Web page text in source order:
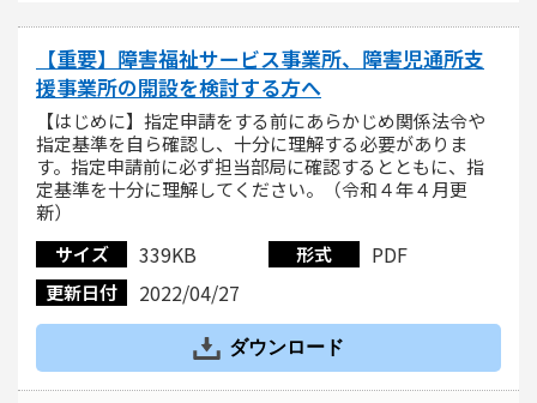
【重要】障害福祉サービス事業所、障害児通所支
援事業所の開設を検討する方へ
【はじめに】指定申請をする前にあらかじめ関係法令や
指定基準を自ら確認し、十分に理解する必要がありま
す。指定申請前に必ず担当部局に確認するとともに、指
定基準を十分に理解してください。（令和４年４月更
新）
サイズ
339KB 形式 PDF
更新日付 2022/04/27
ダウンロード